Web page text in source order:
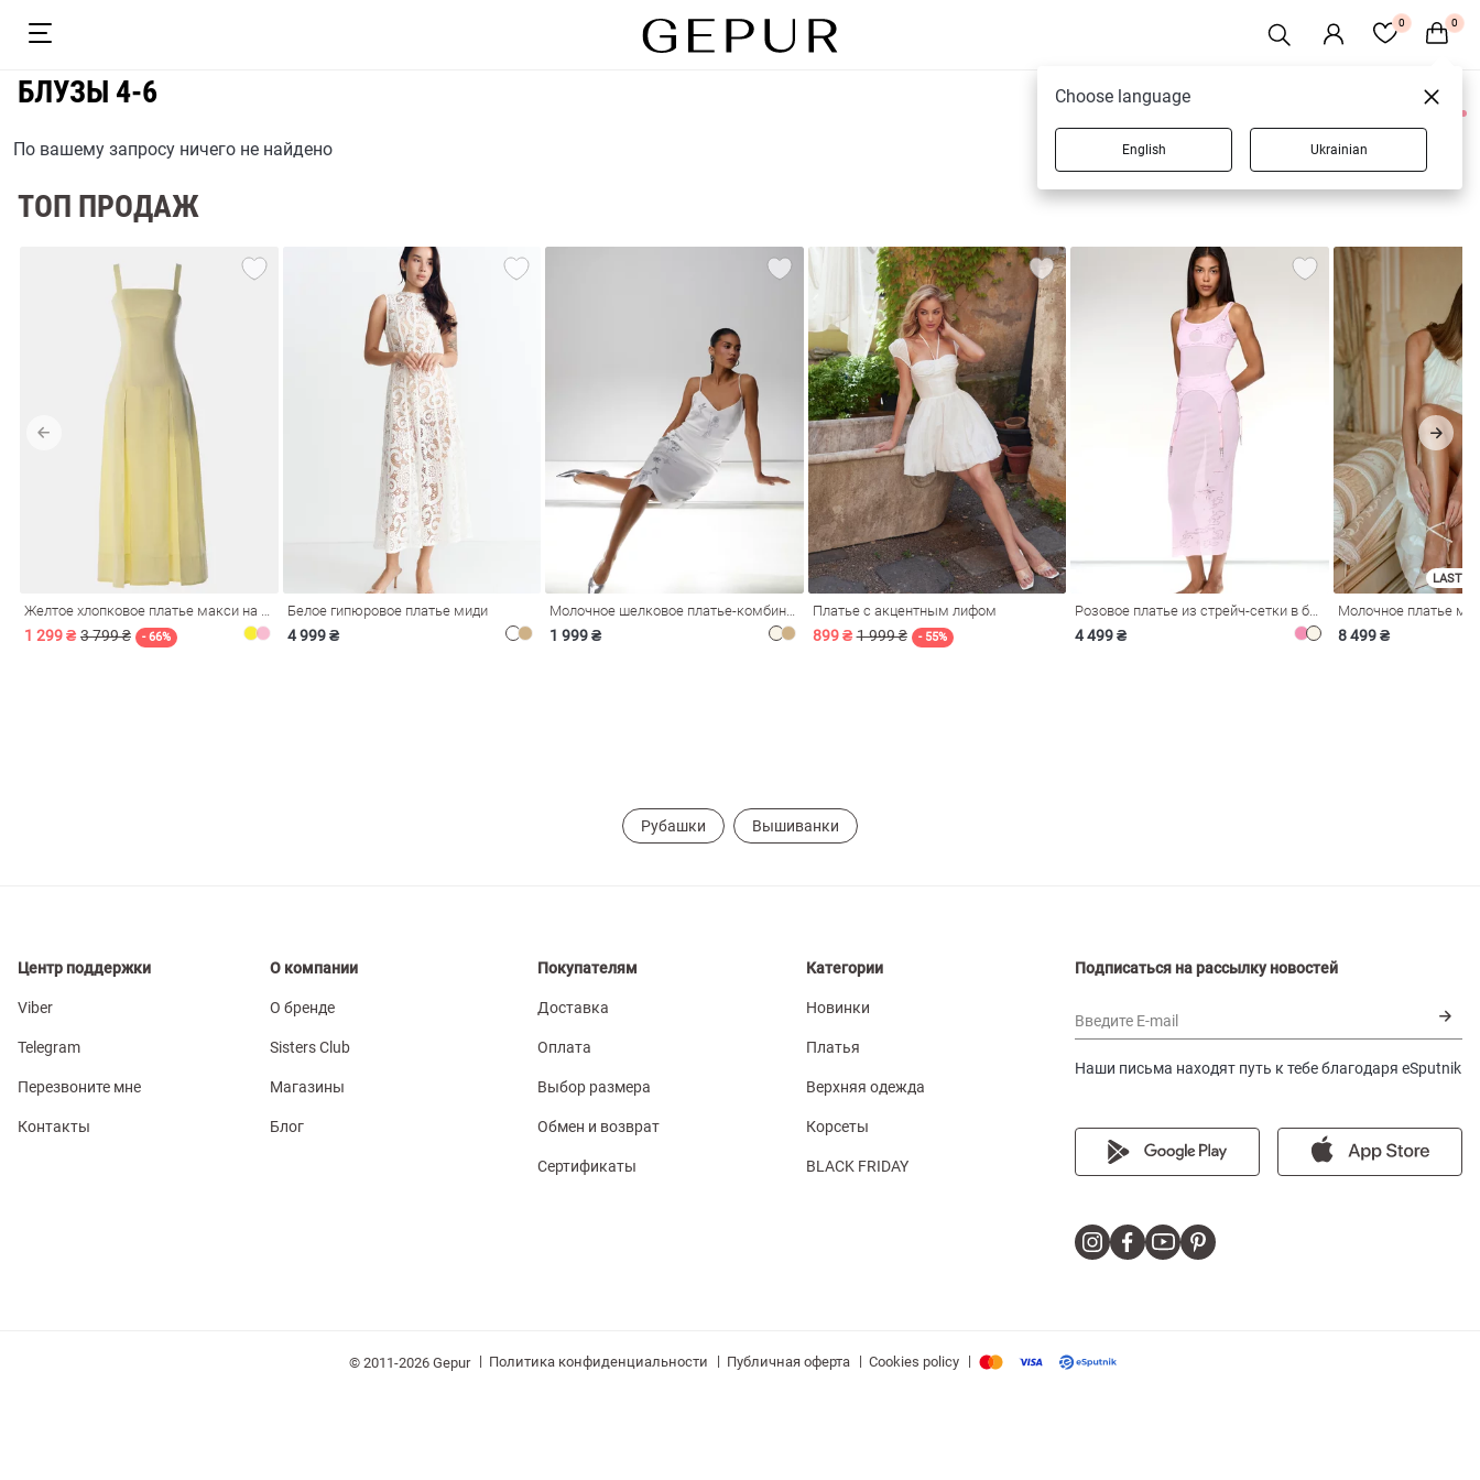
0 0
БЛУЗЫ 4-6
0 товаров
По вашему запросу ничего не найдено
ТОП ПРОДАЖ
1 299 ₴ 3 799 ₴ - 66%
Белое гипюровое платье миди
4 999 ₴ 1 999 ₴
Платье с акцентным лифом
899 ₴ 1 999 ₴ - 55% 4 499 ₴
LAST
8 499 ₴
Рубашки Вышиванки
Центр поддержки
Viber
Telegram
Перезвоните мне
Контакты
О компании
О бренде
Sisters Club
Магазины
Блог
Покупателям
Доставка
Оплата
Выбор размера
Обмен и возврат
Сертификаты
Категории
Новинки
Платья
Верхняя одежда
Корсеты
BLACK FRIDAY
Подписаться на рассылку новостей
Введите E-mail
Наши письма находят путь к тебе благодаря eSputnik
© 2011-2026 Gepur | Политика конфиденциальности | Публичная оферта | Cookies policy |
Choose language
English Ukrainian